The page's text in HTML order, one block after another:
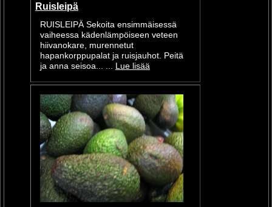
Ruisleipä
RUISLEIPÄ Sekoita ensimmäisessä
vaiheessa kädenlämpöiseen veteen
hiivanokare, murennetut
hapankorppupalat ja ruisjauhot. Peitä
ja anna seisoa... ... Lue lisää